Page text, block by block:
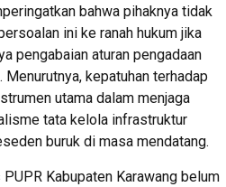
bahwa pihaknya tidak
ini ke ranah hukum jika
pengabaian aturan pengadaan
Menurutnya, kepatuhan terhadap
utama dalam menjaga
tata kelola infrastruktur
buruk di masa mendatang.
Kabupaten Karawang belum